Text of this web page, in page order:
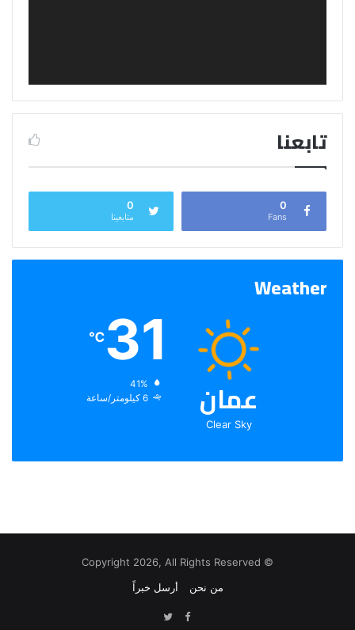
تابعنا
0
Fans
0
متابعينا
Weather
عمان
Clear Sky
31
℃
الرطوبة:
الرياح:
© Copyright 2026, All Rights Reserved
من نحن
أرسل خبراً